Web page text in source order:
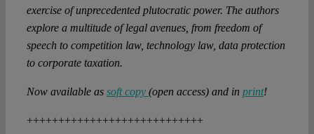
exercise of unprecedented plutocratic power. The authors
explore a multitude of legal avenues, from freedom of
speech to competition law, technology law, data protection
to corporate taxation.
Now available as soft copy (open access) and in print!
++++++++++++++++++++++++++++